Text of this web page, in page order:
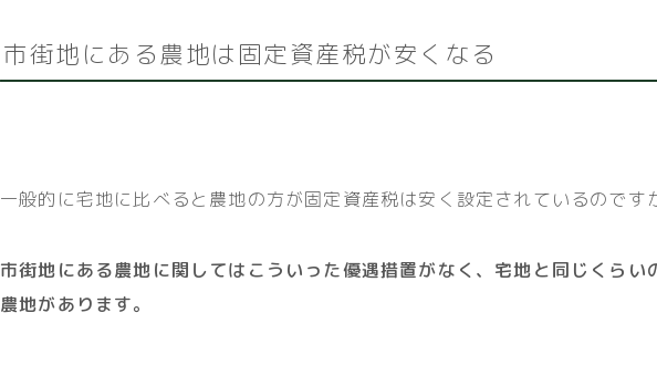
市街地にある農地は固定資産税が安くなる
一般的に宅地に比べると農地の方が固定資産税は安く設定されているのです
市街地にある農地に関してはこういった優遇措置がなく、宅地と同じくらい
農地があります。